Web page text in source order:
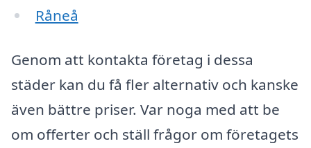
Råneå
Genom att kontakta företag i dessa
städer kan du få fler alternativ och kanske
även bättre priser. Var noga med att be
om offerter och ställ frågor om företagets